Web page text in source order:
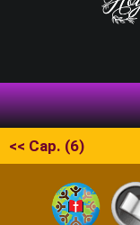
<< Cap. (6)